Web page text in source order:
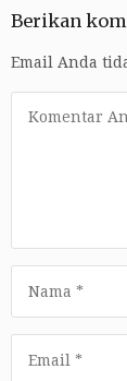
Berikan
Email Anda